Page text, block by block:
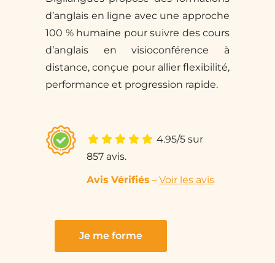
d’anglais en ligne avec une approche
100 % humaine pour suivre des cours
d’anglais en visioconférence à
distance, conçue pour allier flexibilité,
performance et progression rapide.
4.95/5 sur
857 avis.
Avis Vérifiés – Voir les avis
Je me forme